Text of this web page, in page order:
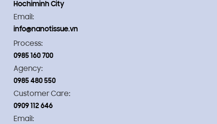
Hochiminh City
Email:
info@nanotissue.vn
Process:
0985 160 700
Agency:
0985 480 550
Customer Care:
0909 112 646
Email: